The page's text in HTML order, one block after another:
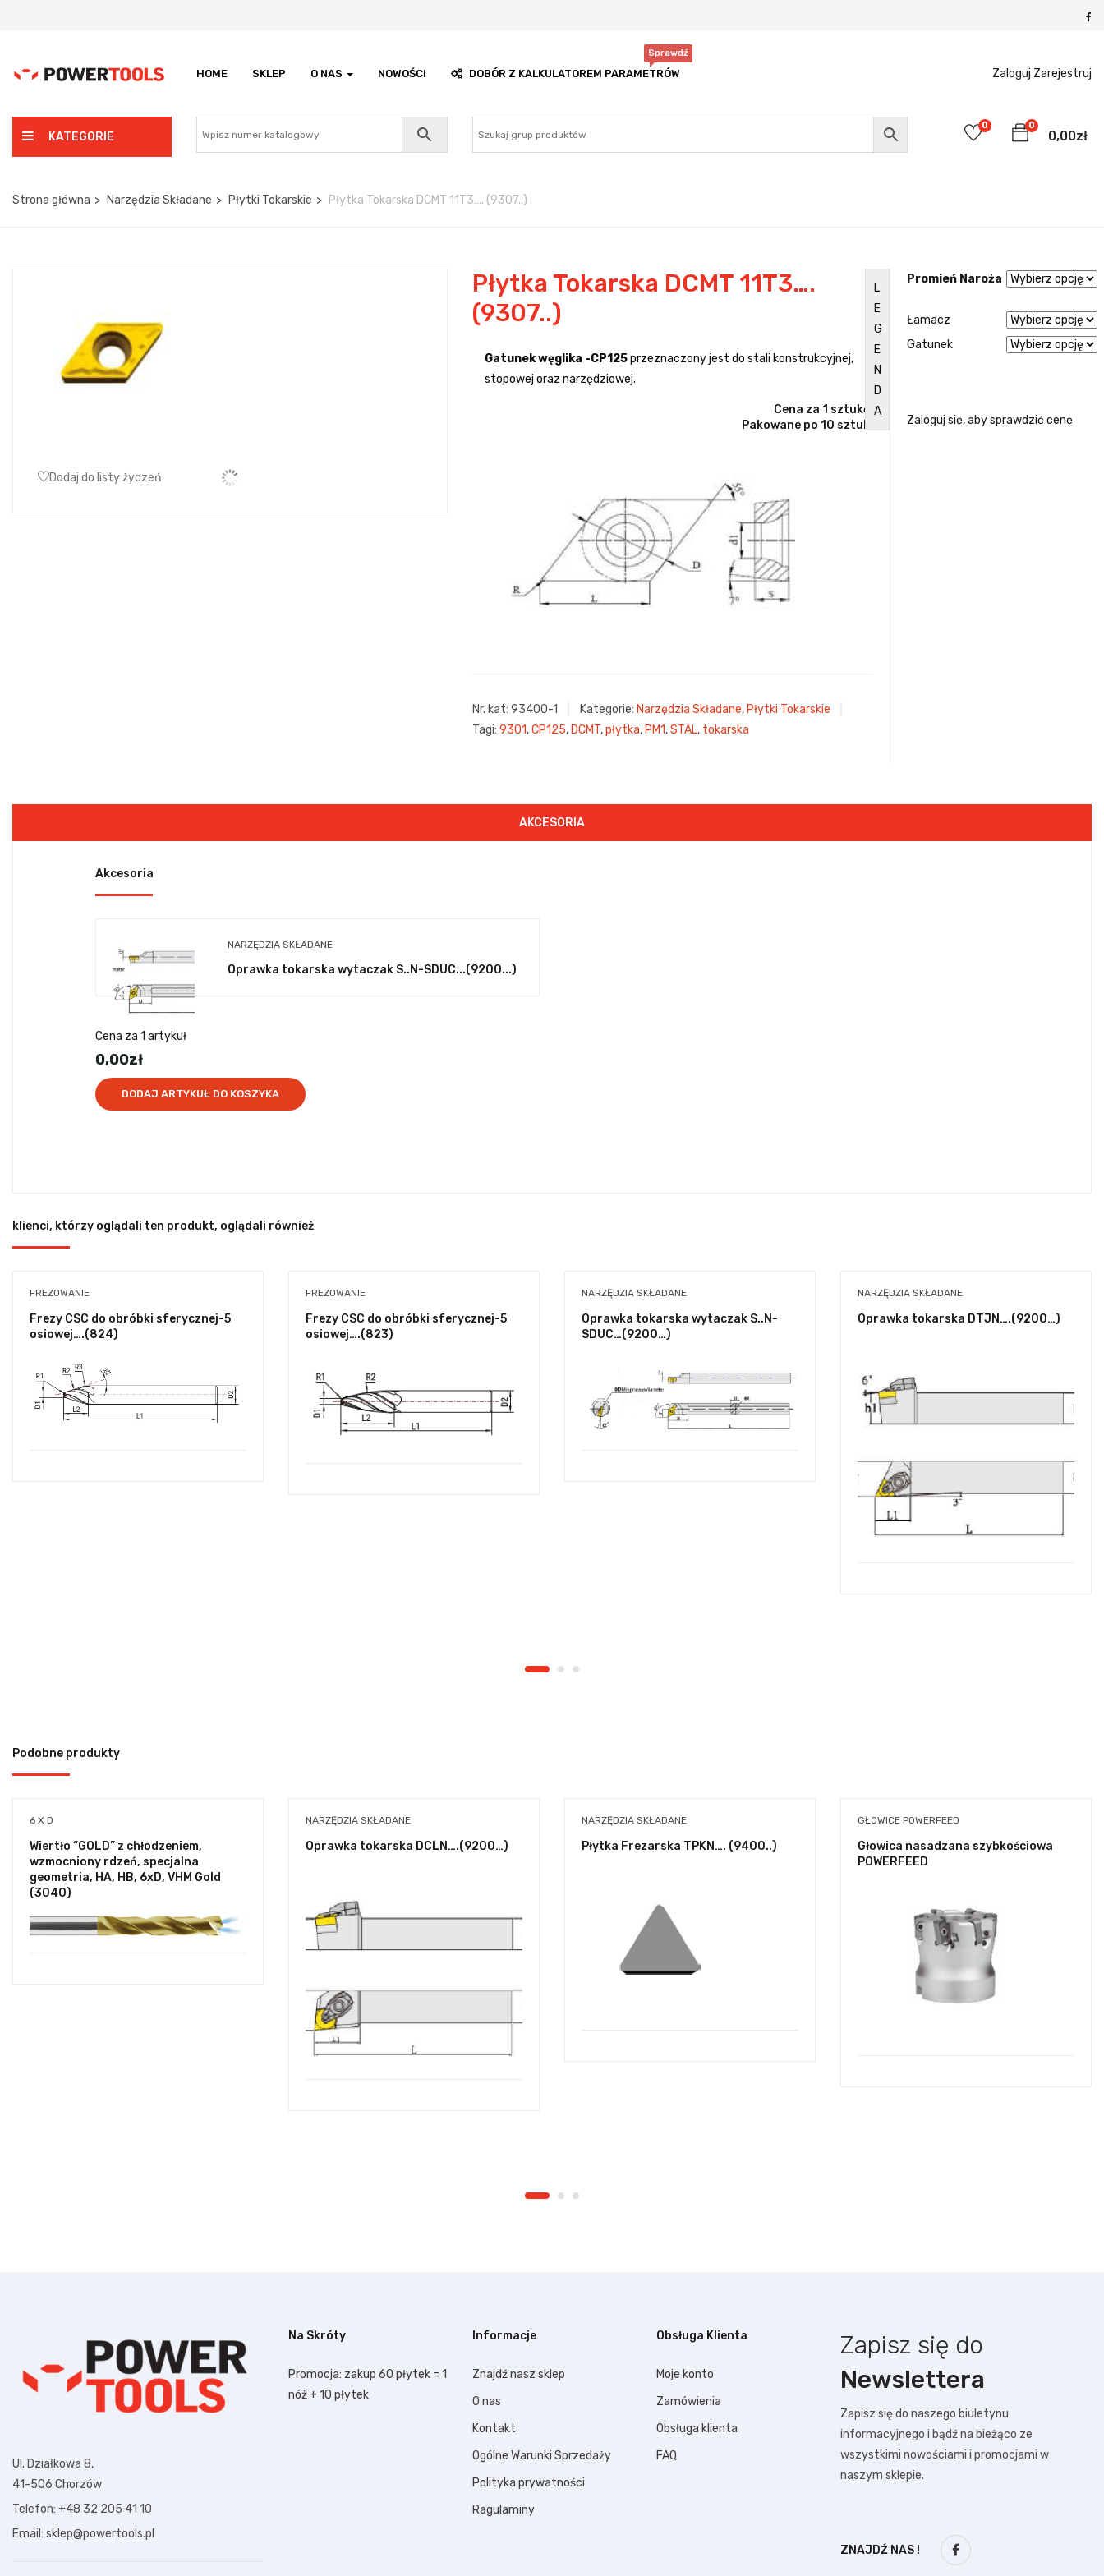
HOME SKLEP O NAS NOWOŚCI
Sprawdź
DOBÓR Z KALKULATOREM PARAMETRÓW Zaloguj Zarejestruj
KATEGORIE
0
0,00zł
0
Strona główna Narzędzia Składane Płytki Tokarskie Płytka Tokarska DCMT 11T3…. (9307..)
Dodaj do listy życzeń
Płytka Tokarska DCMT 11T3….
(9307..)
Gatunek węglika -CP125przeznaczony jest do stali konstrukcyjnej,
stopowej oraz narzędziowej.
Cena za 1 sztukę.
Pakowane po 10 sztuk.
Nr. kat: 93400-1 Kategorie: Narzędzia Składane, Płytki Tokarskie
Tagi: 9301,CP125, DCMT,płytka, PM1,STAL, tokarska
L
E
G
E
N
D
A
Promień Naroża
Łamacz
Gatunek
Zaloguj się, aby sprawdzić cenę
AKCESORIA
Akcesoria
NARZĘDZIA SKŁADANE
Oprawka tokarska wytaczak S..N-SDUC...(9200...)
Cena za 1 artykuł
0,00zł
DODAJ ARTYKUŁ DO KOSZYKA
klienci, którzy oglądali ten produkt, oglądali również
FREZOWANIE
Frezy CSC do obróbki sferycznej-5
osiowej….(824)
FREZOWANIE
Frezy CSC do obróbki sferycznej-5
osiowej….(823)
NARZĘDZIA SKŁADANE
Oprawka tokarska wytaczak S..N-
SDUC…(9200…)
NARZĘDZIA SKŁADANE
Oprawka tokarska DTJN….(9200…)
Podobne produkty
6 X D
Wiertło “GOLD” z chłodzeniem,
wzmocniony rdzeń, specjalna
geometria, HA, HB, 6xD, VHM Gold
(3040)
NARZĘDZIA SKŁADANE
Oprawka tokarska DCLN….(9200…)
NARZĘDZIA SKŁADANE
Płytka Frezarska TPKN…. (9400..)
GŁOWICE POWERFEED
Głowica nasadzana szybkościowa
POWERFEED
Ul. Działkowa 8,
41-506 Chorzów
Telefon: +48 32 205 41 10
Email: sklep@powertools.pl
Na Skróty
Promocja: zakup 60 płytek = 1
nóż + 10 płytek
Informacje
Znajdź nasz sklep
O nas
Kontakt
Ogólne Warunki Sprzedaży
Polityka prywatności
Ragulaminy
Obsługa Klienta
Moje konto
Zamówienia
Obsługa klienta
FAQ
Zapisz się do
Newslettera
Zapisz się do naszego biuletynu
informacyjnego i bądź na bieżąco ze
wszystkimi nowościami i promocjami w
naszym sklepie.
ZNAJDŹ NAS !